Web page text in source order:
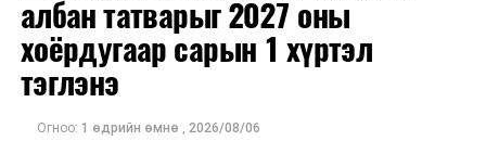
онцоллоо.
Ажиглагчдын үзэж буйгаар Мичиган дахь Сенатын
дүн нь ирэх арваннэгдүгээр сард болох АНУ-ын
албан татварыг 2027 оны
хоёрдугаар сарын 1 хүртэл
тэглэнэ
Огноо: 1 өдрийн өмнө , 2026/08/06